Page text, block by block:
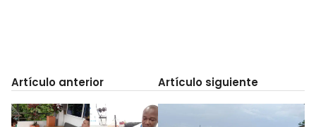
Artículo anterior Artículo siguiente